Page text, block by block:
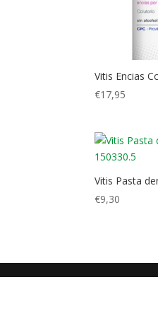
Vitis Encias
€17,95
Vitis Pasta
€9,30